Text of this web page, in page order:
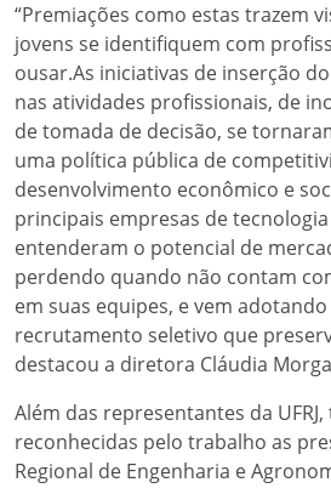
“Premiações como estas trazem
jovens se identifiquem com
ousar.As iniciativas de inserção
nas atividades profissionais, de
de tomada de decisão, se
uma política pública de
desenvolvimento econômico e
principais empresas de
entenderam o potencial de
perdendo quando não contam
em suas equipes, e vem
recrutamento seletivo que
destacou a diretora Cláudia
Além das representantes da
reconhecidas pelo trabalho as
Regional de Engenharia e